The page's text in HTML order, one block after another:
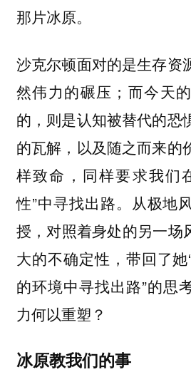
那片冰原。
沙克尔顿面对的是生存资
然伟力的碾压；而今天
的，则是认知被替代的恐
的瓦解，以及随之而来的
样致命，同样要求我们
性”中寻找出路。从极地
授，对照着身处的另一
大的不确定性，带回了
的环境中寻找出路”的思
力何以重塑？
冰原教我们的事